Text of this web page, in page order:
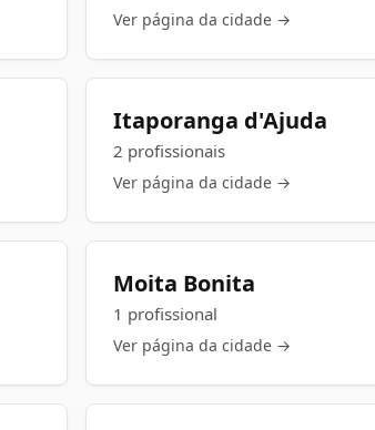
Ver página da cidade →
Itaporanga d'Ajuda
2 profissionais
Ver página da cidade →
Moita Bonita
1 profissional
Ver página da cidade →